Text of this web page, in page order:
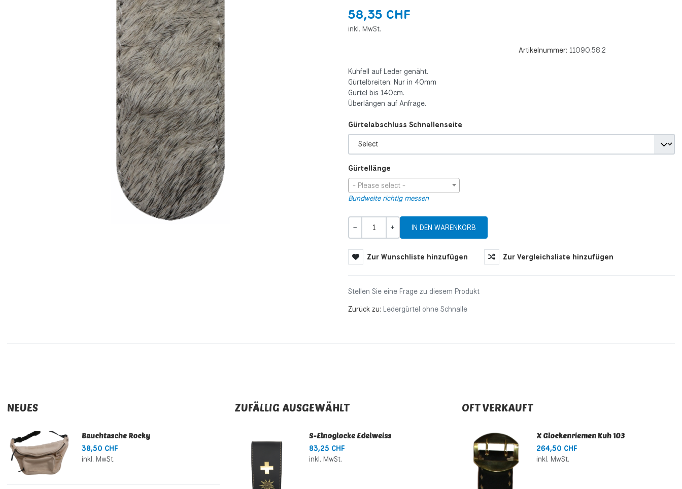
58,35 CHF
inkl. MwSt.
Artikelnummer: 11090.58.2
Kuhfell auf Leder genäht.
Gürtelbreiten: Nur in 40mm
Gürtel bis 140cm.
Überlängen auf Anfrage.
Gürtelabschluss Schnallenseite
Gürtellänge
- Please select -
Bundweite richtig messen
Zur Wunschliste hinzufügen Zur Vergleichsliste hinzufügen
Stellen Sie eine Frage zu diesem Produkt
Zurück zu: Ledergürtel ohne Schnalle
NEUES
Bauchtasche Rocky
38,50 CHF
inkl. MwSt.
ZUFÄLLIG AUSGEWÄHLT
S-Elnoglocke Edelweiss
83,25 CHF
inkl. MwSt.
OFT VERKAUFT
X Glockenriemen Kuh 103
264,50 CHF
inkl. MwSt.